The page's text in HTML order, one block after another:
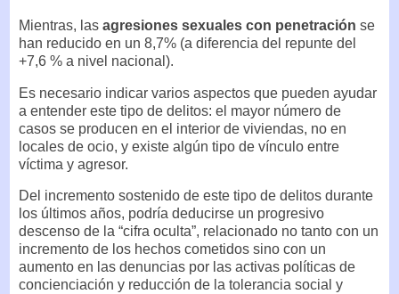
Mientras, las agresiones sexuales con penetración se
han reducido en un 8,7% (a diferencia del repunte del
+7,6 % a nivel nacional).
Es necesario indicar varios aspectos que pueden ayudar
a entender este tipo de delitos: el mayor número de
casos se producen en el interior de viviendas, no en
locales de ocio, y existe algún tipo de vínculo entre
víctima y agresor.
Del incremento sostenido de este tipo de delitos durante
los últimos años, podría deducirse un progresivo
descenso de la “cifra oculta”, relacionado no tanto con un
incremento de los hechos cometidos sino con un
aumento en las denuncias por las activas políticas de
concienciación y reducción de la tolerancia social y